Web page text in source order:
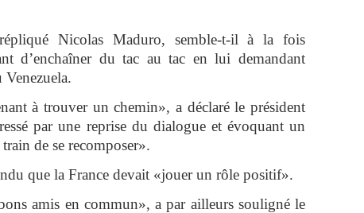
Nicolas Maduro, semble-t-il à la fois
d’enchaîner du tac au tac en lui demandant
à trouver un chemin», a déclaré le président
par une reprise du dialogue et évoquant un
de se recomposer».
que la France devait «jouer un rôle positif».
amis en commun», a par ailleurs souligné le